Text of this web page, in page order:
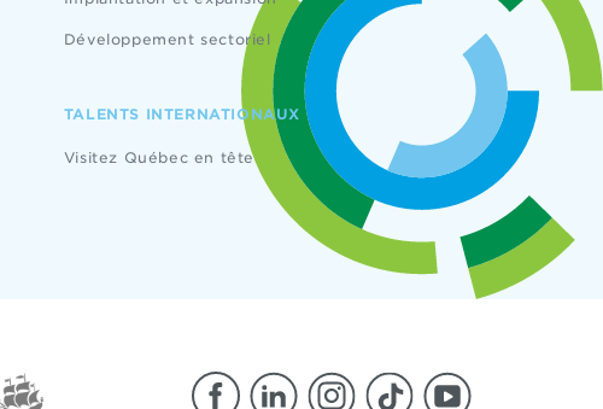
Développement sectoriel
TALENTS INTERNATIONAUX
Visitez Québec en tête